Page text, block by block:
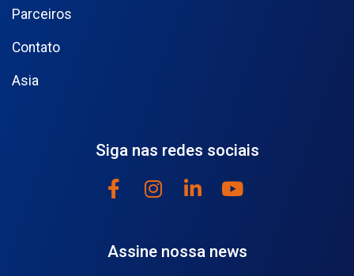
Parceiros
Contato
Asia
Siga nas redes sociais
Assine nossa news